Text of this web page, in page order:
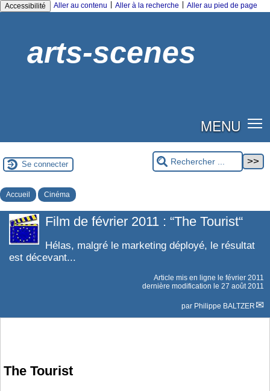
Accessibilité Aller au contenu Aller à la recherche Aller au pied de page
arts-scenes
MENU
Se connecter
Accueil Cinéma
Film de février 2011 : “The Tourist“
Hélas, malgré le marketing déployé, le résultat
est décevant...
Article mis en ligne le février 2011
dernière modification le 27 août 2011
par Philippe BALTZER
The Tourist